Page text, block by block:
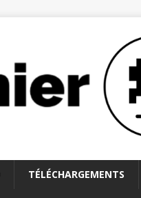
TÉLÉCHARGEMENTS